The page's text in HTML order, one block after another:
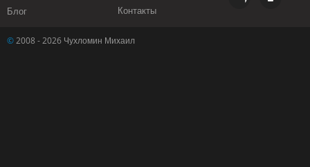
Блог
Контакты
© 2008 - 2026 Чухломин Михаил